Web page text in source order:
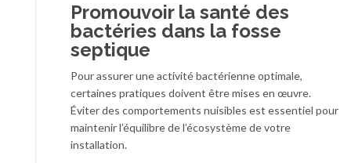
Promouvoir la santé des
bactéries dans la fosse
septique
Pour assurer une activité bactérienne optimale,
certaines pratiques doivent être mises en œuvre.
Éviter des comportements nuisibles est essentiel pour
maintenir l’équilibre de l’écosystème de votre
installation.